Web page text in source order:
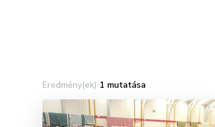
Eredmény(ek) 1 mutatása